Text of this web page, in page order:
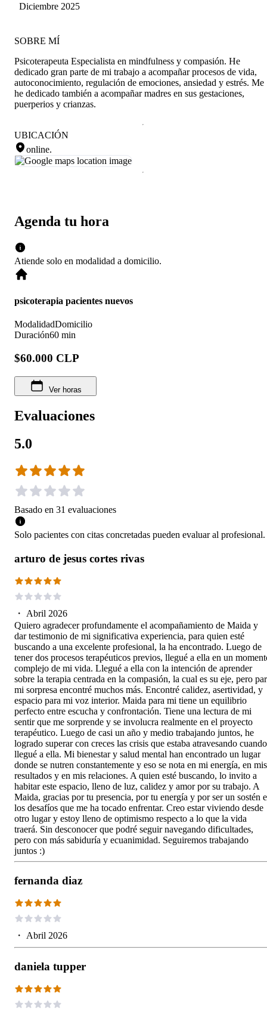
lugar donde se nutren constantemente y eso se
habitar este espacio, lleno de luz, calidez y amor
presencia, por tu energía y por ser un sostén en
los desafíos que me ha tocado enfrentar. Creo
estar viviendo desde otro lugar y estoy lleno de
optimismo respecto a lo que la vida traerá. Sin
desconocer que podré seguir navegando
ecuanimidad. Seguiremos trabajando juntos :)
otros como yo. Muchas gracias por tanto Maida!
Diciembre 2025
Agenda tu hora
Atiende solo en modalidad a domicilio.
psicoterapia pacientes nuevos
ModalidadDomicilio
Duración60 min
$60.000 CLP
Ver horas
Evaluaciones
5.0
Basado en 31 evaluaciones
Solo pacientes con citas concretadas pueden evaluar al profesional.
arturo de jesus cortes rivas
・ Abril 2026
Quiero agradecer profundamente el acompañamiento de Maida y
dar testimonio de mi significativa experiencia, para quien esté
buscando a una excelente profesional, la ha encontrado. Luego de
tener dos procesos terapéuticos previos, llegué a ella en un
complejo de mi vida. Llegué a ella con la intención de aprender
sobre la terapia centrada en la compasión, la cual es su eje, pero
mi sorpresa encontré muchos más. Encontré calidez, asertividad, y
espacio para mi voz interior. Maida para mi tiene un equilibrio
perfecto entre escucha y confrontación. Tiene una lectura de mi
sentir que me sorprende y se involucra realmente en el proyecto
terapéutico. Luego de casi un año y medio trabajando juntos, he
logrado superar con creces las crisis que estaba atravesando cuando
llegué a ella. Mi bienestar y salud mental han encontrado un lugar
donde se nutren constantemente y eso se nota en mi energía, en mis
resultados y en mis relaciones. A quien esté buscando, lo invito a
habitar este espacio, lleno de luz, calidez y amor por su trabajo. A
Maida, gracias por tu presencia, por tu energía y por ser un sostén
los desafíos que me ha tocado enfrentar. Creo estar viviendo desde
otro lugar y estoy lleno de optimismo respecto a lo que la vida
traerá. Sin desconocer que podré seguir navegando dificultades,
pero con más sabiduría y ecuanimidad. Seguiremos trabajando
juntos :)
fernanda diaz
・ Abril 2026
daniela tupper
SOBRE MÍ
Psicoterapeuta Especialista en mindfulness y compasión. He
dedicado gran parte de mi trabajo a acompañar procesos de vida,
autoconocimiento, regulación de emociones, ansiedad y estrés. Me
he dedicado también a acompañar madres en sus gestaciones,
puerperios y crianzas.
UBICACIÓN
online.